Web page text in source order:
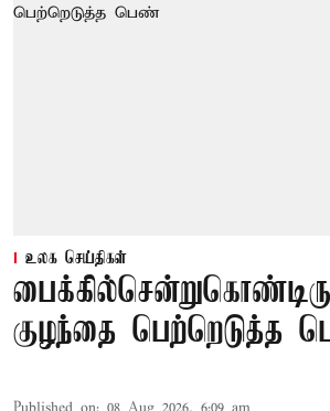
உலக செய்திகள்
குழந்தை பெற்றெடுத்த